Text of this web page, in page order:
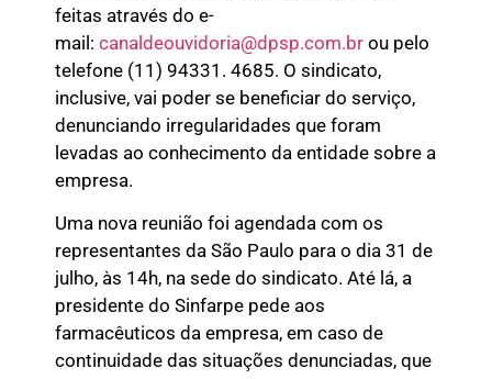
feitas através do e-
mail: canaldeouvidoria@dpsp.com.br ou pelo
telefone (11) 94331. 4685. O sindicato,
inclusive, vai poder se beneficiar do serviço,
denunciando irregularidades que foram
levadas ao conhecimento da entidade sobre a
empresa.
Uma nova reunião foi agendada com os
representantes da São Paulo para o dia 31 de
julho, às 14h, na sede do sindicato. Até lá, a
presidente do Sinfarpe pede aos
farmacêuticos da empresa, em caso de
continuidade das situações denunciadas, que